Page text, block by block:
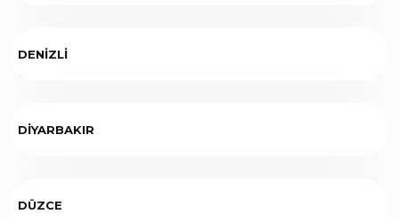
DENİZLİ
DİYARBAKIR
DÜZCE